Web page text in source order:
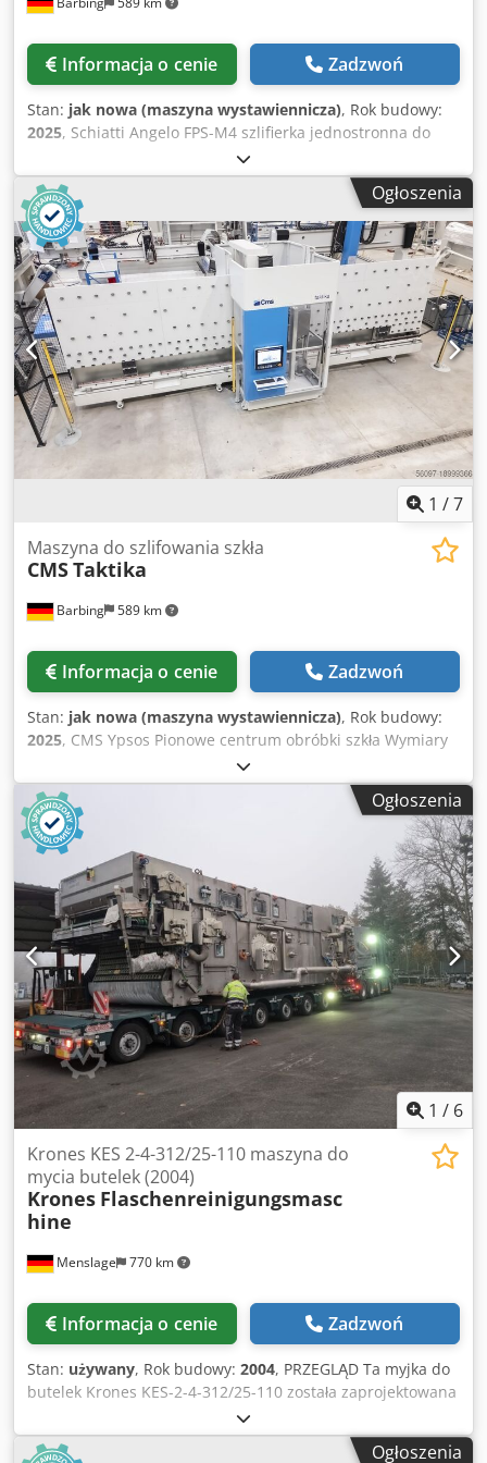
Informacja o cenie Zadzwoń
Stan: jak nowa (maszyna wystawiennicza), Rok budowy:
2025, Schiatti Angelo FPS-M4 szlifierka jednostronna do
krawędzi prostych z obszyciem 2x wrzeciona
powierzchniowe (1x diament, 1x polerka) 2x wrzeciono do
obszywania krawędzi (2x polerka) Cedpfx Agewd E D Ne
Ssha - Grubość szkła 3-20 mm - Minimalne wymiary 60 x 60
mm - Maksymalnie. waga ładunku 150 kg - Wysokość
robocza 830 mm - solidny i trwały przenośnik płytkowy
prowadzony na łożyskach kulkowych - ręczna regulacja
grubości - Tacka zbiorcza na ścieki - Wyjście i wlot 1,2
metra - Długość całkowita 4455 mm
Ogłoszenia
1 /7
Barbing 589 km
Maszyna do szlifowania szkła
CMSTaktika
Informacja o cenie Zadzwoń
Stan: jak nowa (maszyna wystawiennicza), Rok budowy:
2025, CMS Ypsos Pionowe centrum obróbki szkła Wymiary
obróbki: Maks. długość szkła: 3100 mm Maks. wysokość
szkła: 2000 mm Min. długość szkła: 320 mm Min. wysokość
szkła: 220 mm Grubość szkła: 4-15 mm Wyposażenie
wliczone w cenę: - 2x grupa ssąca z 2 przyssawkami
próżniowymi każda - Elektrowrzeciono 6 kW 0-12 000
obr./min - Magazynek z 12 i 11 pozycjami narzędzi
Cedpfowd Ichjx Ag Seha - Tylna jednostka wiertnicza -
CAD/CAM - Centralne smarowanie
Ogłoszenia
1 / 6
Menslage 770 km
Krones KES 2-4-312/25-110 maszyna do
mycia butelek (2004)
Krones Flaschenreinigungsmasc
hine
Informacja o cenie Zadzwoń
Stan: używany, Rok budowy: 2004, PRZEGLĄD Ta myjka do
butelek Krones KES-2-4-312/25-110 została zaprojektowana
do przemysłowego mycia szklanych butelek zwrotnych w
liniach rozlewniczych napojów. Maszyna przystosowana
Ogłoszenia